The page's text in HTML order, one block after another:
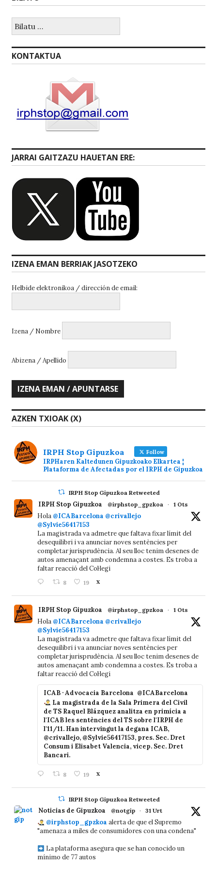
KONTAKTUA
JARRAI GAITZAZU HAUETAN ERE:
IZENA EMAN BERRIAK JASOTZEKO
Helbide elektronikoa / dirección de email:
Izena / Nombre
Abizena / Apellido
AZKEN TXIOAK (X)
IRPH Stop Gipuzkoa Follow
IRPHaren Kaltedunen Gipuzkoako Elkartea ¦
Plataforma de Afectadas por el IRPH de Gipuzkoa
IRPH Stop Gipuzkoa Retweeted
IRPH Stop Gipuzkoa @irphstop_gpzkoa · 1 Ots
Hola @ICABarcelona @crivallejo
@Sylvie56417153
La magistrada va admetre que faltava fixar límit del
desequilibri i va anunciar noves sentències per
completar jurisprudència. Al seu lloc tenim desenes de
autos amenaçant amb condemna a costes. Es troba a
faltar reacció del Col·legi
8 19 X
IRPH Stop Gipuzkoa @irphstop_gpzkoa · 1 Ots
Hola @ICABarcelona @crivallejo
@Sylvie56417153
La magistrada va admetre que faltava fixar límit del
desequilibri i va anunciar noves sentències per
completar jurisprudència. Al seu lloc tenim desenes de
autos amenaçant amb condemna a costes. Es troba a
faltar reacció del Col·legi
ICAB · Advocacia Barcelona @ICABarcelona
La magistrada de la Sala Primera del Civil
de TS Raquel Blázquez analitza en primícia a
l'ICAB les sentències del TS sobre l'IRPH de
l'11/11. Han intervingut la degana ICAB,
@crivallejo, @Sylvie56417153, pres. Sec. Dret
Consum i Elisabet Valencia, vicep. Sec. Dret
Bancari.
8 19 X
IRPH Stop Gipuzkoa Retweeted
Noticias de Gipuzkoa @notgip · 31 Urt
@irphstop_gpzkoa alerta de que el Supremo
"amenaza a miles de consumidores con una condena"
La plataforma asegura que se han conocido un
mínimo de 77 autos